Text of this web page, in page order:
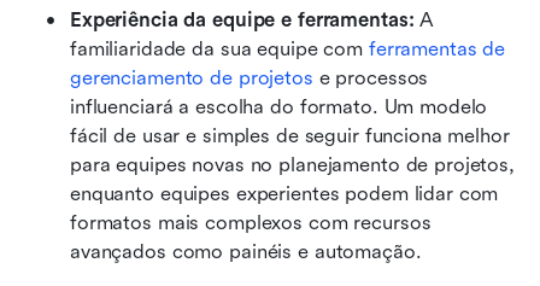
Experiência da equipe e ferramentas: A
familiaridade da sua equipe com ferramentas de
gerenciamento de projetos e processos
influenciará a escolha do formato. Um modelo
fácil de usar e simples de seguir funciona melhor
para equipes novas no planejamento de projetos,
enquanto equipes experientes podem lidar com
formatos mais complexos com recursos
avançados como painéis e automação.